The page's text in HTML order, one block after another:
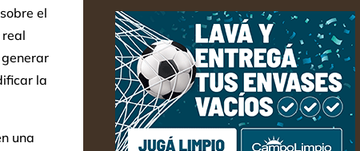
el
la
una